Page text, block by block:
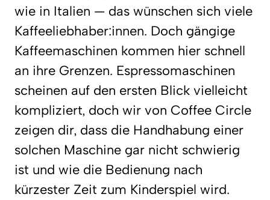
wie in Italien — das wünschen sich viele
Kaffeeliebhaber:innen. Doch gängige
Kaffeemaschinen kommen hier schnell
an ihre Grenzen. Espressomaschinen
scheinen auf den ersten Blick vielleicht
kompliziert, doch wir von Coffee Circle
zeigen dir, dass die Handhabung einer
solchen Maschine gar nicht schwierig
ist und wie die Bedienung nach
kürzester Zeit zum Kinderspiel wird.